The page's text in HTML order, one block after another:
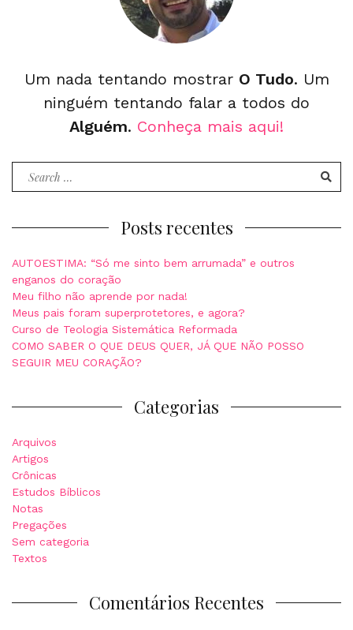
Um nada tentando mostrar O Tudo. Um
ninguém tentando falar a todos do
Alguém. Conheça mais aqui!
Posts recentes
AUTOESTIMA: “Só me sinto bem arrumada” e outros
enganos do coração
Meu filho não aprende por nada!
Meus pais foram superprotetores, e agora?
Curso de Teologia Sistemática Reformada
COMO SABER O QUE DEUS QUER, JÁ QUE NÃO POSSO
SEGUIR MEU CORAÇÃO?
Categorias
Arquivos
Artigos
Crônicas
Estudos Bíblicos
Notas
Pregações
Sem categoria
Textos
Comentários Recentes